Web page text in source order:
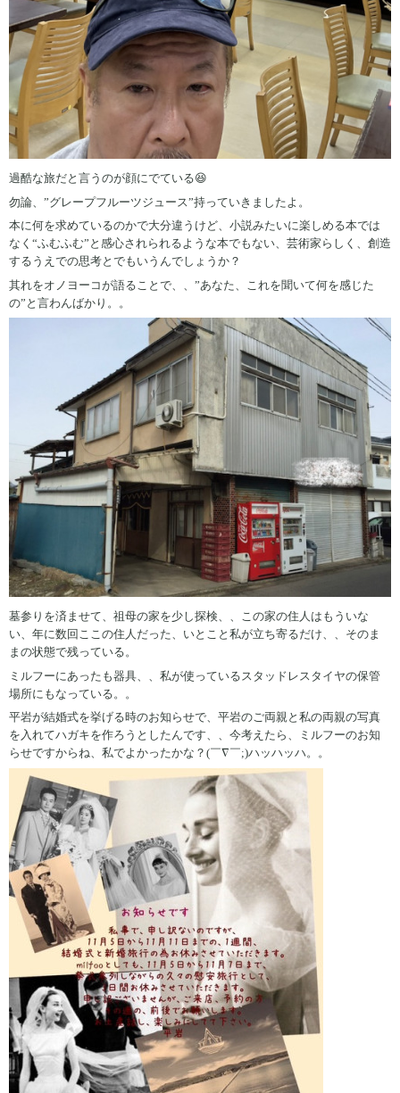
過酷な旅だと言うのが顔にでている😆
勿論、”グレープフルーツジュース”持っていきましたよ。
本に何を求めているのかで大分違うけど、小説みたいに楽しめる本では
なく“ふむふむ”と感心されられるような本でもない、芸術家らしく、創造
するうえでの思考とでもいうんでしょうか？
其れをオノヨーコが語ることで、、”あなた、これを聞いて何を感じた
の”と言わんばかり。。
墓参りを済ませて、祖母の家を少し探検、、この家の住人はもういな
い、年に数回ここの住人だった、いとこと私が立ち寄るだけ、、そのま
まの状態で残っている。
ミルフーにあったも器具、、私が使っているスタッドレスタイヤの保管
場所にもなっている。。
平岩が結婚式を挙げる時のお知らせで、平岩のご両親と私の両親の写真
を入れてハガキを作ろうとしたんです、、今考えたら、ミルフーのお知
らせですからね、私でよかったかな？(￣∇￣;)ハッハッハ。。